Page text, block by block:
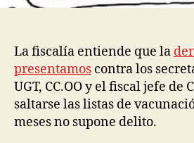
La fiscalía entiende que la
presentamos contra los
UGT, CC.OO y el fiscal jefe de
saltarse las listas de
meses no supone delito.